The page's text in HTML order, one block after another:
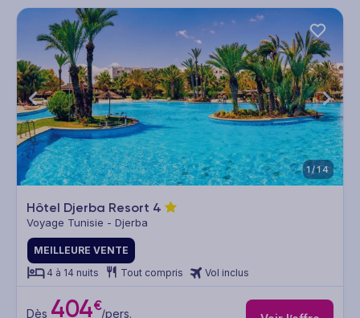
1/14
Hôtel Djerba Resort 4
Voyage Tunisie - Djerba
MEILLEURE VENTE
4 à 14 nuits
Tout compris Vol inclus
Dès 404€/pers.